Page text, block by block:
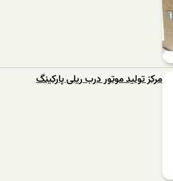
مرکز تولید موتور درب ریلی پارکینگ